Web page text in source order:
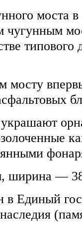
моста
чугунным
типового
мосту
ширина —
Единый